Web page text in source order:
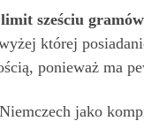
sześciu
której
ponieważ ma
jako